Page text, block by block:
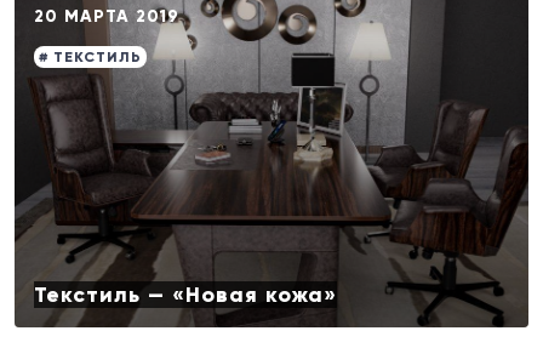
20 МАРТА 2019
# ТЕКСТИЛЬ
Текстиль — «Новая кожа»